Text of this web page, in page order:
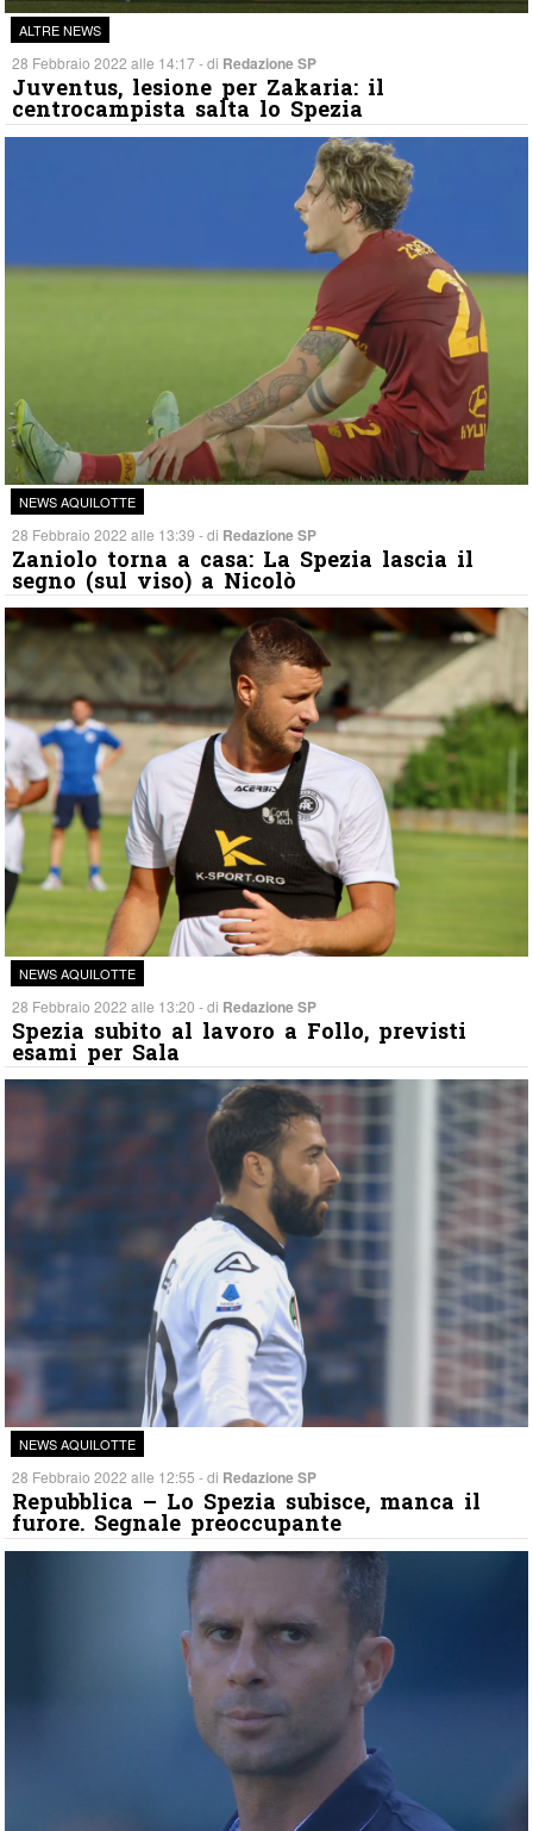
ALTRE NEWS
28 Febbraio 2022 alle 14:17 - di Redazione SP
Juventus, lesione per Zakaria: il
centrocampista salta lo Spezia
NEWS AQUILOTTE
28 Febbraio 2022 alle 13:39 - di Redazione SP
Zaniolo torna a casa: La Spezia lascia il
segno (sul viso) a Nicolò
NEWS AQUILOTTE
28 Febbraio 2022 alle 13:20 - di Redazione SP
Spezia subito al lavoro a Follo, previsti
esami per Sala
NEWS AQUILOTTE
28 Febbraio 2022 alle 12:55 - di Redazione SP
Repubblica – Lo Spezia subisce, manca il
furore. Segnale preoccupante